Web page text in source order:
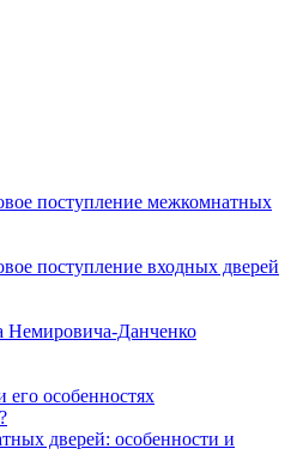
поступление межкомнатных
поступление входных дверей
Немировича-Данченко
особенностях
дверей: особенности и